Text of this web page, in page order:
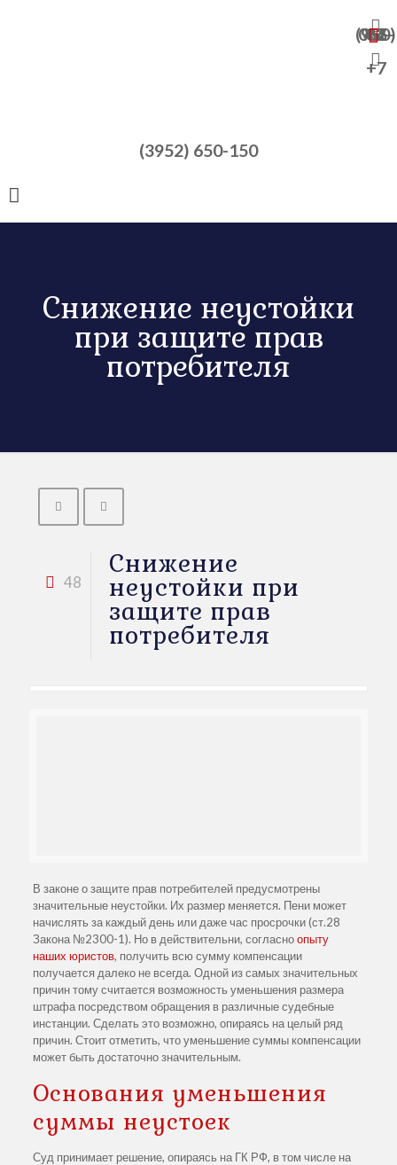
+7 (950) 065-47-82
+7
(3952) 650-150
Снижение неустойки
при защите прав
потребителя
48
Снижение
неустойки при
защите прав
потребителя
В законе о защите прав потребителей предусмотрены
значительные неустойки. Их размер меняется. Пени может
начислять за каждый день или даже час просрочки (ст.28
Закона №2300-1). Но в действительни, согласноопыту
наших юристов, получить всю сумму компенсации
получается далеко не всегда. Одной из самых значительных
причин тому считается возможность уменьшения размера
штрафа посредством обращения в различные судебные
инстанции. Сделать это возможно, опираясь на целый ряд
причин. Стоит отметить, что уменьшение суммы компенсации
может быть достаточно значительным.
Основания уменьшения
суммы неустоек
Суд принимает решение, опираясь на ГК РФ, в том числе на